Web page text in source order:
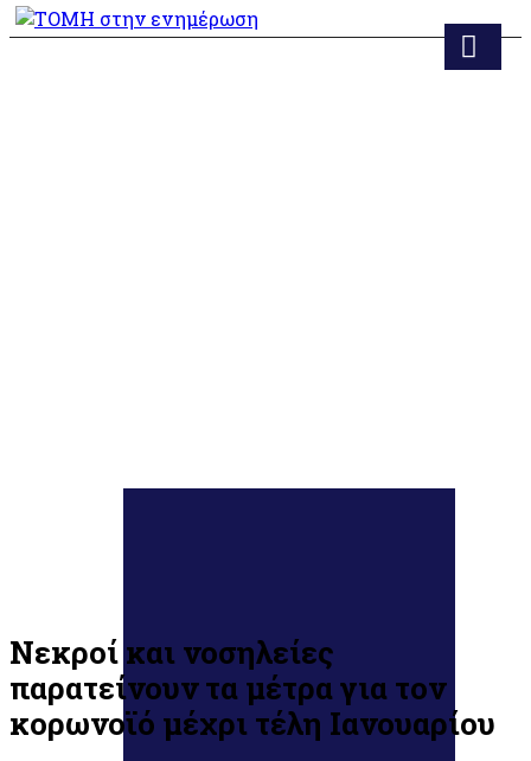
Νεκροί και νοσηλείες
παρατείνουν τα μέτρα για τον
κορωνοϊό μέχρι τέλη Ιανουαρίου